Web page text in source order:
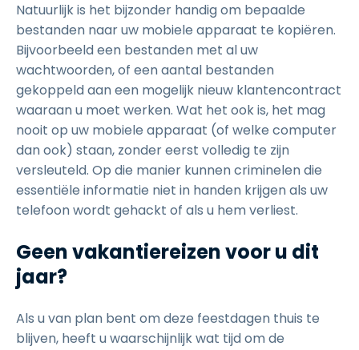
Natuurlijk is het bijzonder handig om bepaalde
bestanden naar uw mobiele apparaat te kopiëren.
Bijvoorbeeld een bestanden met al uw
wachtwoorden, of een aantal bestanden
gekoppeld aan een mogelijk nieuw klantencontract
waaraan u moet werken. Wat het ook is, het mag
nooit op uw mobiele apparaat (of welke computer
dan ook) staan, zonder eerst volledig te zijn
versleuteld. Op die manier kunnen criminelen die
essentiële informatie niet in handen krijgen als uw
telefoon wordt gehackt of als u hem verliest.
Geen vakantiereizen voor u dit
jaar?
Als u van plan bent om deze feestdagen thuis te
blijven, heeft u waarschijnlijk wat tijd om de